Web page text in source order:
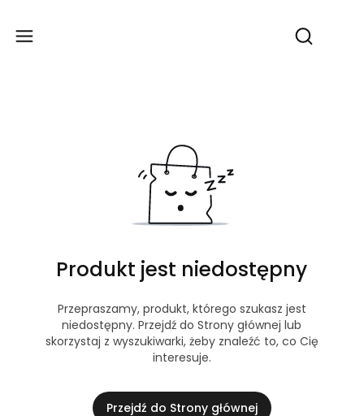
Otwórz
Produkt jest niedostępny
Przepraszamy, produkt, którego szukasz jest
niedostępny. Przejdź do Strony głównej lub
skorzystaj z wyszukiwarki, żeby znaleźć to, co Cię
interesuje.
Przejdź do Strony głównej